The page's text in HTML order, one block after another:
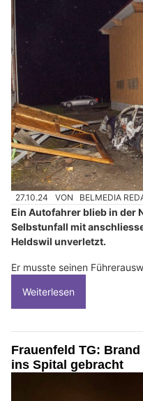
27.10.24 VON BELMEDIA
Ein Autofahrer blieb in der
Selbstunfall mit
Heldswil unverletzt.
Er musste seinen
Weiterlesen
Frauenfeld TG:
ins Spital gebracht